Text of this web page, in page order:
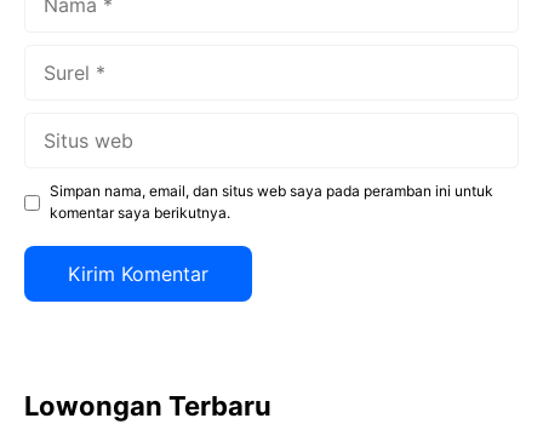
Simpan nama, email, dan situs web saya pada peramban ini untuk
komentar saya berikutnya.
Lowongan Terbaru